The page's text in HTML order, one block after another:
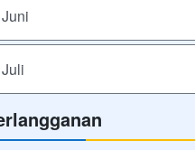
Juni
Juli